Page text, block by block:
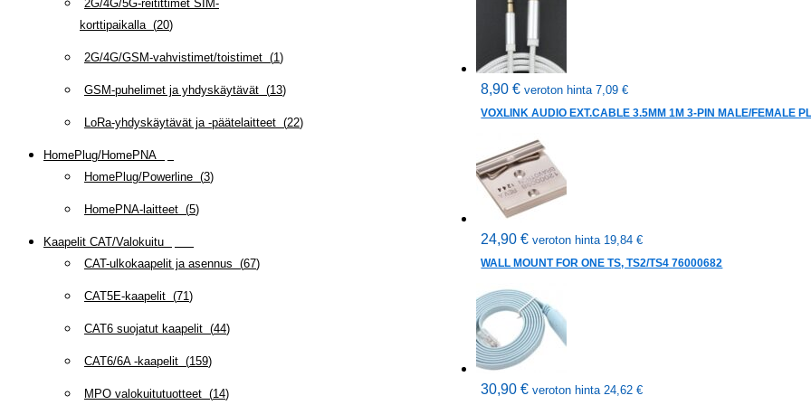
2G/4G/5G-reitittimet SIM-
korttipaikalla (20)
2G/4G/GSM-vahvistimet/toistimet (1)
GSM-puhelimet ja yhdyskäytävät (13)
LoRa-yhdyskäytävät ja -päätelaitteet (22)
HomePlug/HomePNA
HomePlug/Powerline (3)
HomePNA-laitteet (5)
Kaapelit CAT/Valokuitu
CAT-ulkokaapelit ja asennus (67)
CAT5E-kaapelit (71)
CAT6 suojatut kaapelit (44)
CAT6/6A -kaapelit (159)
MPO valokuitutuotteet (14)
8,90€ veroton hinta7,09€
VOXLINK AUDIO EXT.CABLE 3.5MM 1M 3-PIN MALE/FEMALE
24,90€ veroton hinta 19,84€
WALL MOUNT FOR ONE TS, TS2/TS4 76000682
30,90€ veroton hinta24,62€